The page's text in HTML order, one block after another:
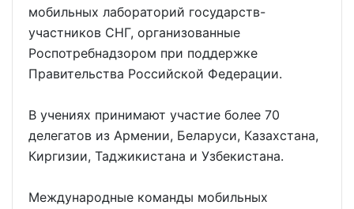
мобильных лабораторий государств-
участников СНГ, организованные
Роспотребнадзором при поддержке
Правительства Российской Федерации.
В учениях принимают участие более 70
делегатов из Армении, Беларуси, Казахстана,
Киргизии, Таджикистана и Узбекистана.
Международные команды мобильных